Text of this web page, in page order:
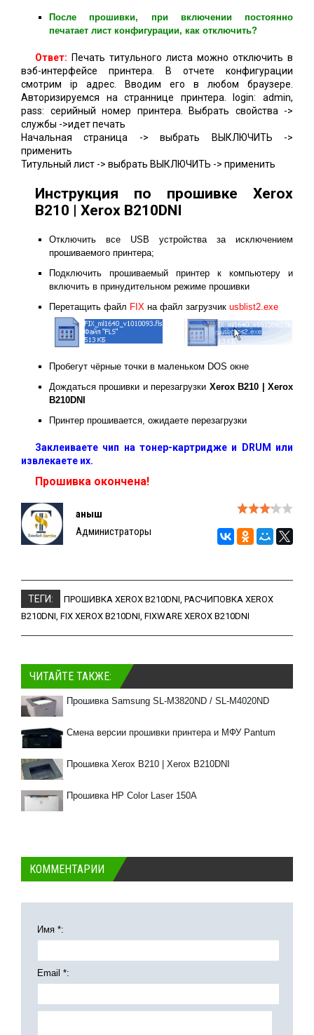
После прошивки, при включении постоянно
печатает лист конфигурации, как отключить?
Ответ: Печать титульного листа можно отключить в
вэб-интерфейсе принтера. В отчете конфигурации
смотрим ip адрес. Вводим его в любом браузере.
Авторизируемся на страннице принтера. login: admin,
pass: серийный номер принтера. Выбрать свойства ->
службы ->идет печать
Начальная страница -> выбрать ВЫКЛЮЧИТЬ ->
применить
Титульный лист -> выбрать ВЫКЛЮЧИТЬ -> применить
Инструкция по прошивке Xerox
B210 | Xerox B210DNI
Отключить все USB устройства за исключением
прошиваемого принтера;
Подключить прошиваемый принтер к компьютеру и
включить в принудительном режиме прошивки
Перетащить файл FIX на файл загрузчик usblist2.exe
Пробегут чёрные точки в маленьком DOS окне
Дождаться прошивки и перезагрузки Xerox B210 | Xerox
B210DNI
Принтер прошивается, ожидаете перезагрузки
Заклеиваете чип на тонер-картридже и DRUM или
извлекаете их.
Прошивка окончена!
Қаныш
Администраторы
ТЕГИ: ПРОШИВКА XEROX B210DNI РАСЧИПОВКА XEROX
B210DNI FIX XEROX B210DNI FIXWARE XEROX B210DNI
ЧИТАЙТЕ ТАКЖЕ:
Прошивка Samsung SL-M3820ND / SL-M4020ND
Смена версии прошивки принтера и МФУ Pantum
Прошивка Xerox B210 | Xerox B210DNI
Прошивка HP Color Laser 150A
КОММЕНТАРИИ
Имя *:
Email *: